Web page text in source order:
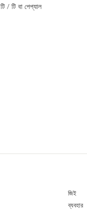
টি / টি বা পেপ্যাল
জিই
ব্যবহার